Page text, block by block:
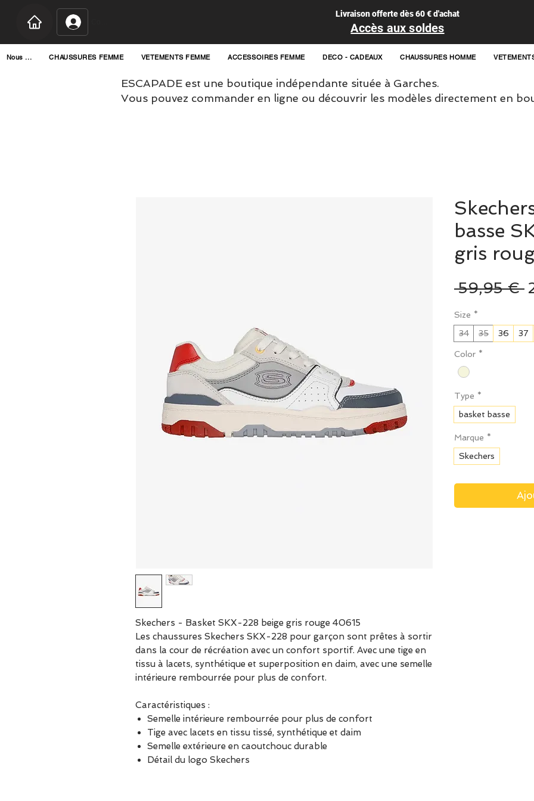
Livraison offerte dès 60 € d'achat
Accès aux soldes
Nous ... CHAUSSURES FEMME VETEMENTS FEMME ACCESSOIRES FEMME DECO - CADEAUX CHAUSSURES HOMME
ESCAPADE est une boutique indépendante située à Garches.
Vous pouvez commander en ligne ou découvrir les modèles directement en
Skechers - Basket SKX-228 beige gris rouge 40615
Les chaussures Skechers SKX-228 pour garçon sont prêtes à sortir
dans la cour de récréation avec un confort sportif. Avec une tige en
tissu à lacets, synthétique et superposition en daim, avec une semelle
intérieure rembourrée pour plus de confort.
Caractéristiques :
Semelle intérieure rembourrée pour plus de confort
Tige avec lacets en tissu tissé, synthétique et daim
Semelle extérieure en caoutchouc durable
Détail du logo Skechers
basse
gris
59,95 €
Size *
34
35 36 37
Color *
Type *
basket basse
Marque *
Skechers